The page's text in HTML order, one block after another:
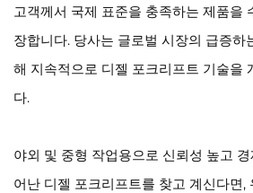
고객께서 국제 표준을 충족하는 제품을
장합니다. 당사는 글로벌 시장의 급증하
해 지속적으로 디젤 포크리프트 기술을
다.
야외 및 중형 작업용으로 신뢰성 높고
어난 디젤 포크리프트를 찾고 계신다면,